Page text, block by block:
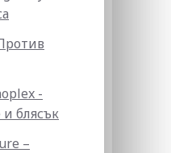
-
блясък
–